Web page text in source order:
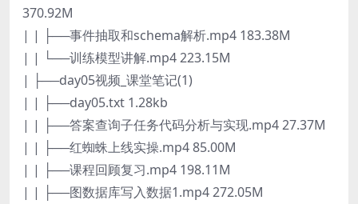
370.92M
| | ├──事件抽取和schema解析.mp4 183.38M
| | └──训练模型讲解.mp4 223.15M
| ├──day05视频_课堂笔记(1)
| | ├──day05.txt 1.28kb
| | ├──答案查询子任务代码分析与实现.mp4 27.37M
| | ├──红蜘蛛上线实操.mp4 85.00M
| | ├──课程回顾复习.mp4 198.11M
| | ├──图数据库写入数据1.mp4 272.05M